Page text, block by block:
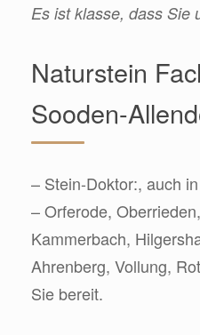
Es ist klasse, dass Sie
Naturstein
Sooden-
– Stein-Doktor:, auch
– Orferode,
Kammerbach,
Ahrenberg, Vollung,
Sie bereit.